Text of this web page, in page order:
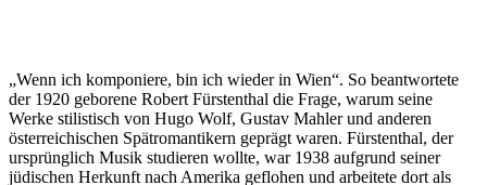
„Wenn ich komponiere, bin ich wieder in Wien“. So beantwortete
der 1920 geborene Robert Fürstenthal die Frage, warum seine
Werke stilistisch von Hugo Wolf, Gustav Mahler und anderen
österreichischen Spätromantikern geprägt waren. Fürstenthal, der
ursprünglich Musik studieren wollte, war 1938 aufgrund seiner
jüdischen Herkunft nach Amerika geflohen und arbeitete dort als